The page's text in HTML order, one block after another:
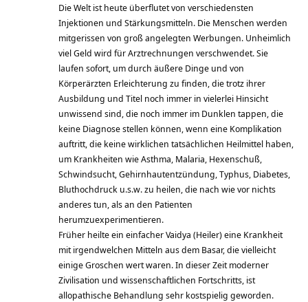
Die Welt ist heute überflutet von verschiedensten
Injektionen und Stärkungsmitteln. Die Menschen werden
mitgerissen von groß angelegten Werbungen. Unheimlich
viel Geld wird für Arztrechnungen verschwendet. Sie
laufen sofort, um durch äußere Dinge und von
Körperärzten Erleichterung zu finden, die trotz ihrer
Ausbildung und Titel noch immer in vielerlei Hinsicht
unwissend sind, die noch immer im Dunklen tappen, die
keine Diagnose stellen können, wenn eine Komplikation
auftritt, die keine wirklichen tatsächlichen Heilmittel haben,
um Krankheiten wie Asthma, Malaria, Hexenschuß,
Schwindsucht, Gehirnhautentzündung, Typhus, Diabetes,
Bluthochdruck u.s.w. zu heilen, die nach wie vor nichts
anderes tun, als an den Patienten
herumzuexperimentieren.
Früher heilte ein einfacher Vaidya (Heiler) eine Krankheit
mit irgendwelchen Mitteln aus dem Basar, die vielleicht
einige Groschen wert waren. In dieser Zeit moderner
Zivilisation und wissenschaftlichen Fortschritts, ist
allopathische Behandlung sehr kostspielig geworden.